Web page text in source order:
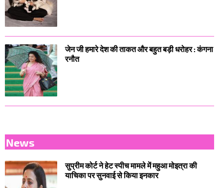
जेन जी हमारे देश की ताकत और बहुत बड़ी धरोहर : कंगना
रनौत
News
सुप्रीम कोर्ट ने हेट स्पीच मामले में महुआ मोइत्रा की
याचिका पर सुनवाई से किया इनकार